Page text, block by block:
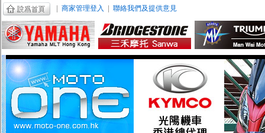
商家管理登入 聯絡我們及提供意見